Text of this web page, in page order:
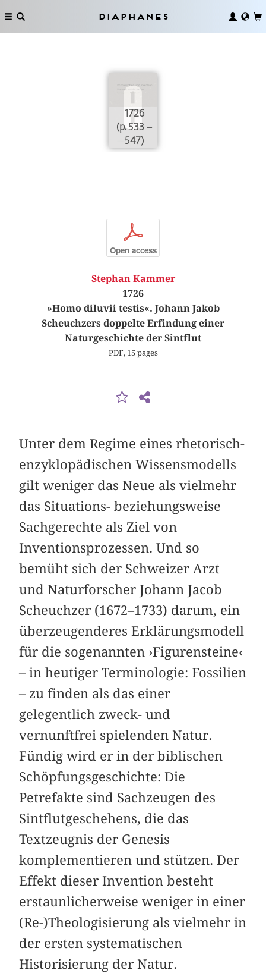
Diaphanes
1726
(p. 533 –
547)
p
Open access
Stephan Kammer
1726
»Homo diluvii testis«. Johann Jakob
Scheuchzers doppelte Erfindung einer
Naturgeschichte der Sintflut
PDF, 15 pages
Unter dem Regime eines rhetorisch-
enzyklopädischen Wissensmodells
gilt weniger das Neue als vielmehr
das Situations- beziehungsweise
Sachgerechte als Ziel von
Inventionsprozessen. Und so
bemüht sich der Schweizer Arzt
und Naturforscher Johann Jacob
Scheuchzer (1672–1733) darum, ein
überzeugenderes Erklärungsmodell
für die sogenannten ›Figurensteine‹
– in heutiger Terminologie: Fossilien
– zu finden als das einer
gelegentlich zweck- und
vernunftfrei spielenden Natur.
Fündig wird er in der biblischen
Schöpfungsgeschichte: Die
Petrefakte sind Sachzeugen des
Sintflutgeschehens, die das
Textzeugnis der Genesis
komplementieren und stützen. Der
Effekt dieser Invention besteht
erstaunlicherweise weniger in einer
(Re-)Theologisierung als vielmehr in
der ersten systematischen
Historisierung der Natur.